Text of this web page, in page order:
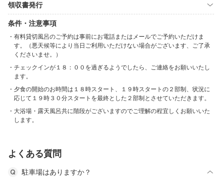
領収書発行
条件・注意事項
有料貸切風呂のご予約は事前にお電話またはメールでご予約いただけま
す。（悪天候等により当日ご利用いただけない場合がございます、ご了承
くださいませ。）
チェックインが１８：００を過ぎるようでしたら、ご連絡をお願いいたし
ます。
夕食の開始のお時間は１８時スタート、１９時スタートの２部制、状況に
応じて１９時３０分スタートを最終とした２部制とさせていただきます。
大浴場・露天風呂共に階段がございますのでご理解の程宜しくお願いいた
します。
よくある質問
駐車場はありますか？